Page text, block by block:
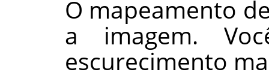
O mapeamento
a imagem.
escurecimento